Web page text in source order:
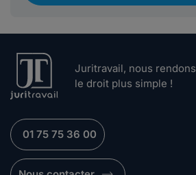
Juritravail, nous rendons
le droit plus simple !
01 75 75 36 00